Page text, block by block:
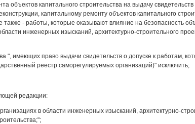
объектов капитального строительства на выдачу
капитальному ремонту объектов капитального
также - работы, которые оказывают влияние на безопасность
инженерных изысканий, архитектурно-строительного
", имеющих право выдачи свидетельств о допуске к работам,
реестр саморегулируемых организаций)" исключить;
редакции:
в области инженерных изысканий, архитектурно-